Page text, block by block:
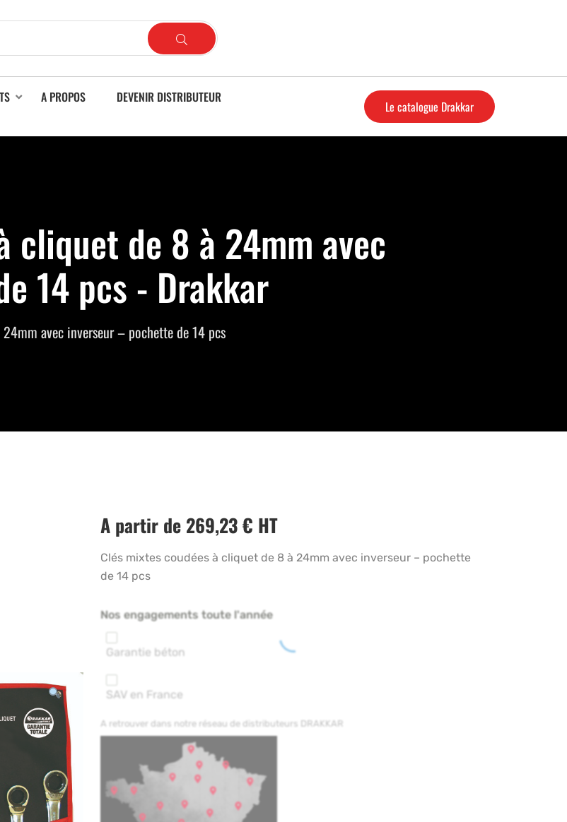
A PROPOS
DEVENIR DISTRIBUTEUR
Le catalogue Drakkar
cliquet de 8 à 24mm avec
14 pcs - Drakkar
avec inverseur – pochette de 14 pcs
A partir de 269,23€ HT
Clés mixtes coudées à cliquet de 8 à 24mm avec inverseur – pochette
de 14 pcs
Nos engagements toute l'année
Garantie béton
SAV en France
A retrouver dans notre réseau de distributeurs DRAKKAR